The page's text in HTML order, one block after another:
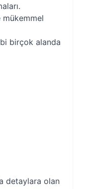
birçok alanda
detaylara olan